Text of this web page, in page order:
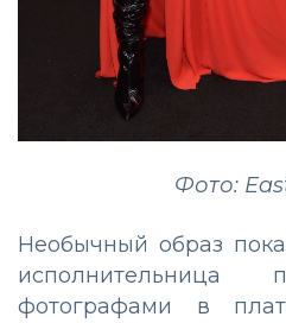
Фото:
Необычный образ
исполнительница
фотографами в